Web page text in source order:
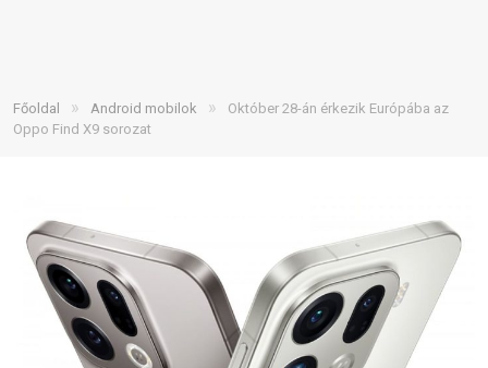
Főoldal » Android mobilok »
Október 28-án érkezik Európába az
Oppo Find X9 sorozat